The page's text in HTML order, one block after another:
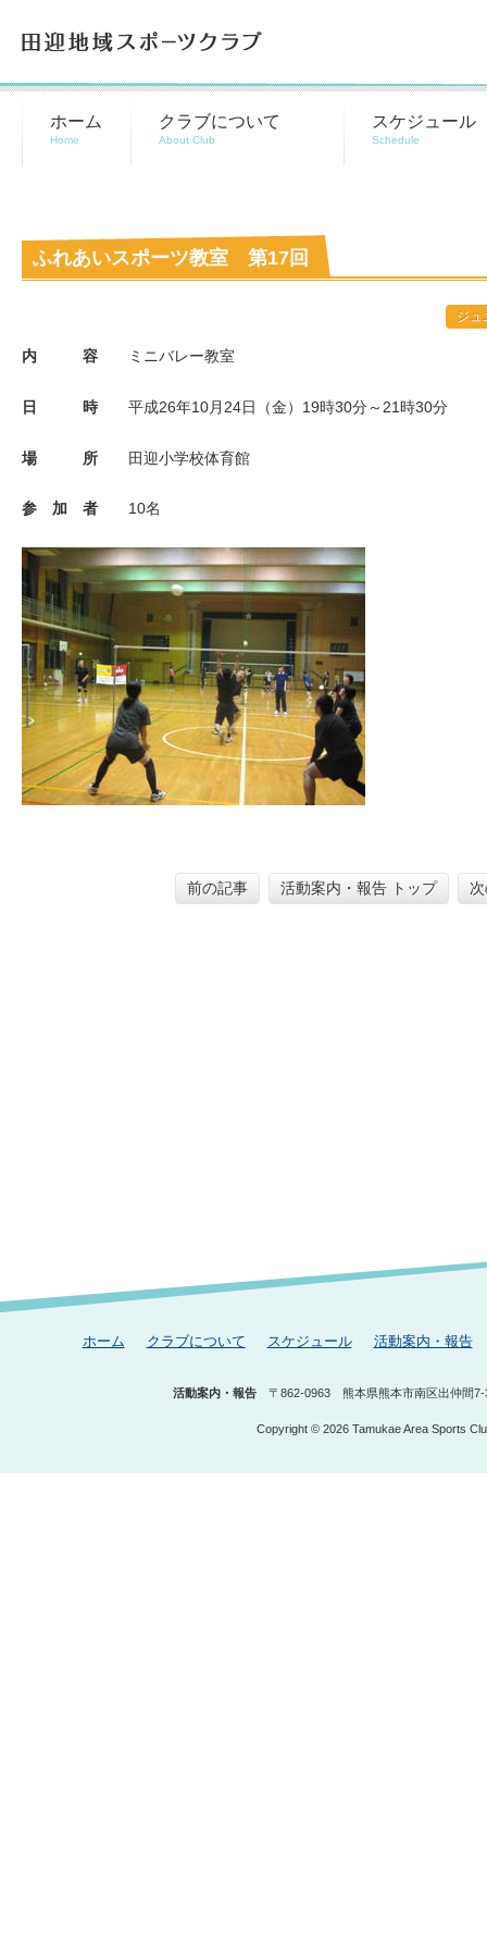
ホーム クラブについて スケジュール
ふれあいスポーツ教室 第17回
ジュ
内 容 ミニバレー教室
日 時 平成26年10月24日（金）19時30分～21時30分
場 所 田迎小学校体育館
参 加 者 10名
前の記事 活動案内・報告 トップ
ホーム クラブについて スケジュール 活動案内・報告
活動案内・報告 〒862-0963 熊本県熊本市南区出仲間
Copyright © 2026 Tamukae Area Sports